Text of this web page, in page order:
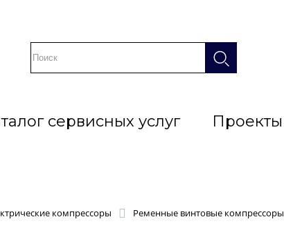
сервисных услуг Проекты
компрессоры Ременные винтовые компрессоры